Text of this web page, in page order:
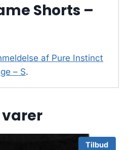
Shorts –
af Pure Instinct
– S.
Tilbud